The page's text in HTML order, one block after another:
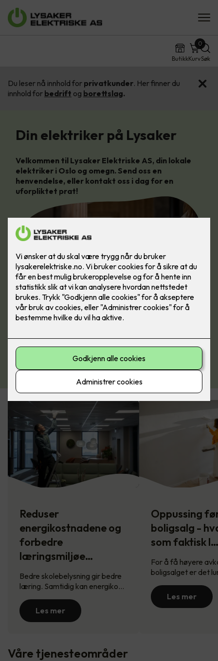
ButikkKurv
0
Søk
Du leser nå innhold for privatkunder. Her finner du
innhold for bedrift og borettslag.
Din elektriker på Lysaker
Velkommen til Lysaker Elektriske AS, din lokale
elektriker i Oslo og omegn. Send oss en
henvendelse, eller kontakt oss i dag for en
uforpliktet prat!
Reduser
energikostnadene og
forbedre
læringsmiljøe…
Bedre skolebelysning gir bedre
læring. Samtidig kan energiko…
Les mer
Oppussing
boligsalg -
som faktisk l…
For å få høyere
boligsalget er det
Les mer
Våre tjenesteområder